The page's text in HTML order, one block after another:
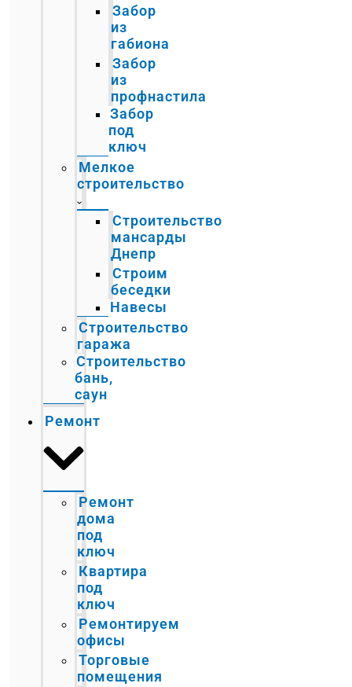
Забор
из
габиона
Забор
из
профнастила
Забор
под
ключ
Мелкое
строительство
Строительство
мансарды
Днепр
Строим
беседки
Навесы
Строительство
гаража
Строительство
бань,
саун
Ремонт
Ремонт
дома
под
ключ
Квартира
под
ключ
Ремонтируем
офисы
Торговые
помещения